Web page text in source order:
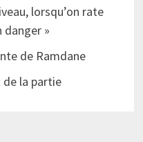
lorsqu’on rate
danger »
de Ramdane
la partie